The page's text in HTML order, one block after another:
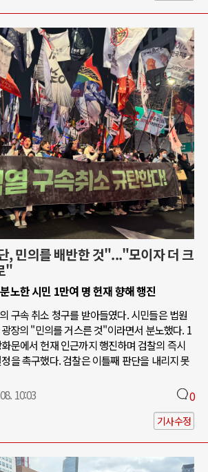
, 민의를 배반한 것"..."모이자 더 크
"
노한 시민 1만여 명 헌재 향해 행진
구속 취소 청구를 받아들였다. 시민들은 법원
장의 "민의를 거스른 것"이라면서 분노했다. 1
문에서 헌재 인근까지 행진하며 검찰의 즉시
을 촉구했다. 검찰은 이틀째 판단을 내리지 못
10:03 0
기사수정